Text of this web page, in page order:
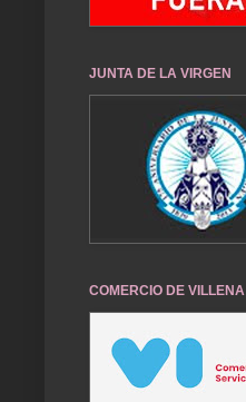
JUNTA DE LA VIRGEN
COMERCIO DE VILLENA